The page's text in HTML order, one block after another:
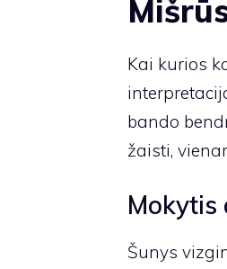
Kai kurios
bando
žaisti,
Mokytis
Šunys